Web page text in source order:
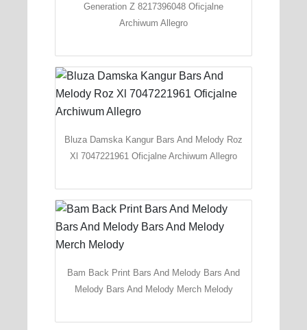
Generation Z 8217396048 Oficjalne
Archiwum Allegro
Bluza Damska Kangur Bars And Melody Roz
Xl 7047221961 Oficjalne Archiwum Allegro
Bam Back Print Bars And Melody Bars And
Melody Bars And Melody Merch Melody